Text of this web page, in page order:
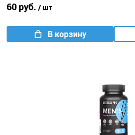
60 руб. / шт
В корзину